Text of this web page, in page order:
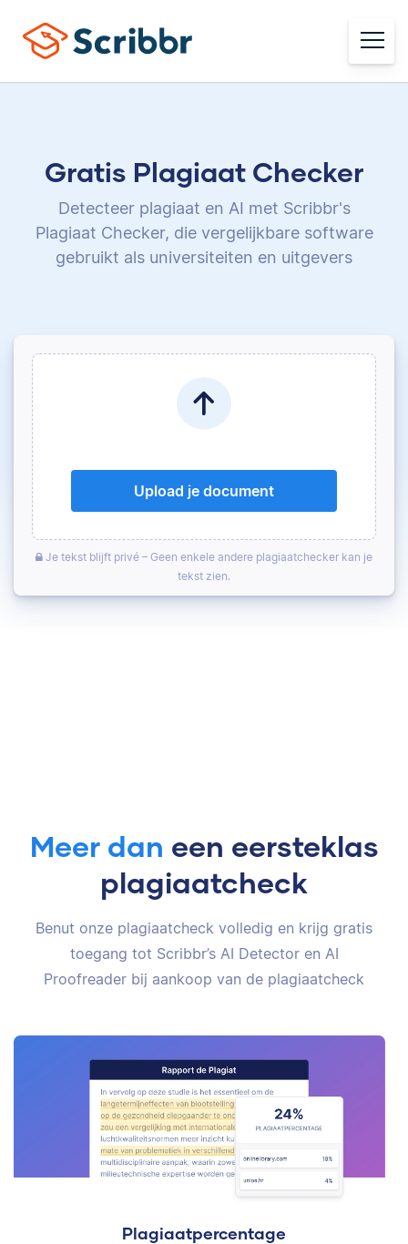
Gratis Plagiaat Checker
Detecteer plagiaat en AI met Scribbr's
Plagiaat Checker, die vergelijkbare software
gebruikt als universiteiten en uitgevers
Upload je document
Je tekst blijft privé – Geen enkele andere plagiaatchecker kan je
tekst zien.
Meer dan een eersteklas
plagiaatcheck
Benut onze plagiaatcheck volledig en krijg gratis
toegang tot Scribbr’s AI Detector en AI
Proofreader bij aankoop van de plagiaatcheck
Plagiaatpercentage